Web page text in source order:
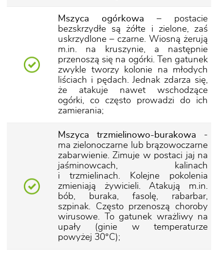
Mszyca ogórkowa – postacie
bezskrzydłe są żółte i zielone, zaś
uskrzydlone – czarne. Wiosną żerują
m.in. na kruszynie, a następnie
przenoszą się na ogórki. Ten gatunek
zwykle tworzy kolonie na młodych
liściach i pędach. Jednak zdarza się,
że atakuje nawet wschodzące
ogórki, co często prowadzi do ich
zamierania;
Mszyca trzmielinowo-burakowa -
ma zielonoczarne lub brązowoczarne
zabarwienie. Zimuje w postaci jaj na
jaśminowcach, kalinach
i trzmielinach. Kolejne pokolenia
zmieniają żywicieli. Atakują m.in.
bób, buraka, fasolę, rabarbar,
szpinak. Często przenoszą choroby
wirusowe. To gatunek wrażliwy na
upały (ginie w temperaturze
powyżej 30°C);